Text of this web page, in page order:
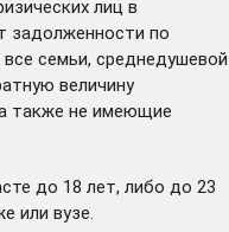
лиц в
задолженности по
семьи, среднедушевой
величину
также не имеющие
до 18 лет, либо до 23
или вузе.